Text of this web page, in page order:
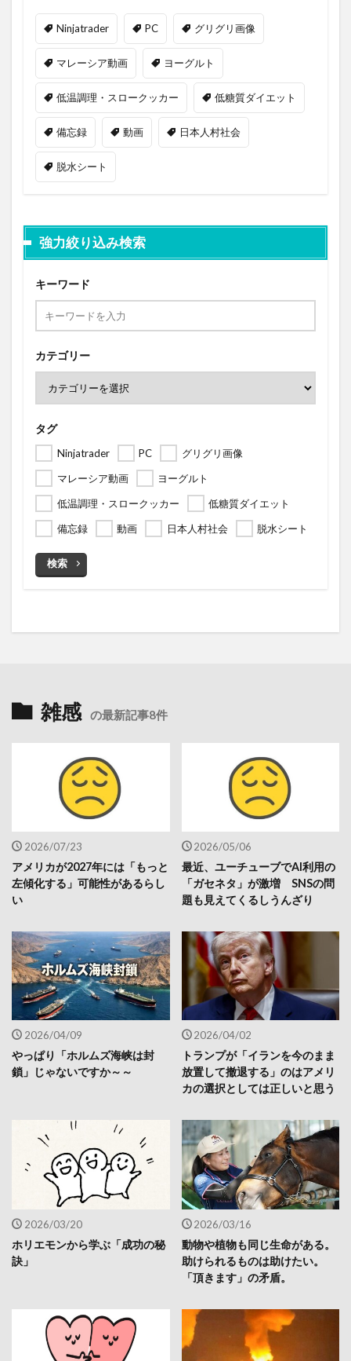
Ninjatrader PC グリグリ画像
マレーシア動画 ヨーグルト
低温調理・スロークッカー 低糖質ダイエット
備忘録 動画 日本人村社会
脱水シート
強力絞り込み検索
キーワード
カテゴリー
タグ
Ninjatrader PC
グリグリ画像
マレーシア動画
ヨーグルト
低温調理・スロークッカー
低糖質ダイエット
備忘録
動画 日本人村社会 脱水シート
検索
雑感 の最新記事8件
2026/07/23
アメリカが2027年には「もっと
左傾化する」可能性があるらし
い
2026/05/06
最近、ユーチューブでAI利用の
「ガセネタ」が激増 SNSの問
題も見えてくるしうんざり
2026/04/09
やっぱり「ホルムズ海峡は封
鎖」じゃないですか～～
2026/04/02
トランプが「イランを今のまま
放置して撤退する」のはアメリ
カの選択としては正しいと思う
2026/03/20
ホリエモンから学ぶ「成功の秘
訣」
2026/03/16
動物や植物も同じ生命がある。
助けられるものは助けたい。
「頂きます」の矛盾。